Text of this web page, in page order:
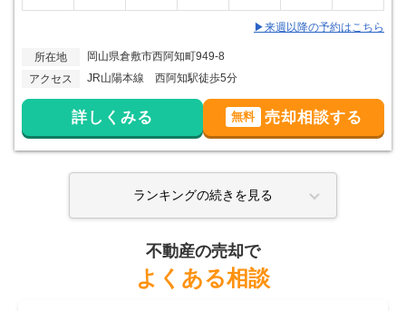
▶来週以降の予約はこちら
所在地
岡山県倉敷市西阿知町949-8
アクセス
JR山陽本線 西阿知駅徒歩5分
詳しくみる 無料 売却相談する
ランキングの続きを見る
不動産の売却で
よくある相談